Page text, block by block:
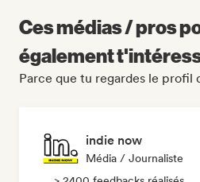
Ces médias / pros
également
Parce que tu regardes le profil
indie now
Média / Journaliste